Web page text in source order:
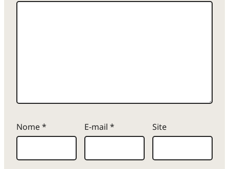
Nome* E-mail * Site